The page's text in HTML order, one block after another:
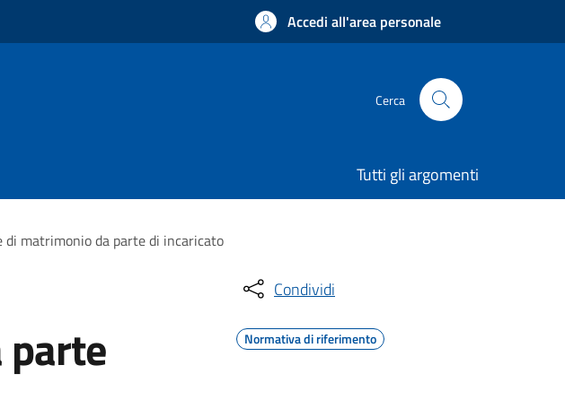
Accedi all'area personale
Cerca
Tutti gli argomenti
di matrimonio da parte di incaricato
Condividi
Normativa di riferimento